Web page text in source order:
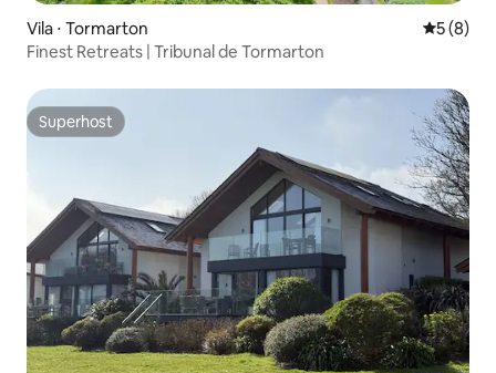
Vila ⋅ Tormarton 5 de
5 (8)
Finest Retreats | Tribunal de Tormarton
Superhost
Superhost